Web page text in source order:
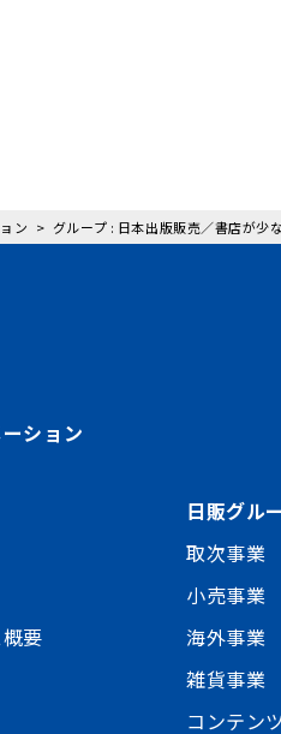
ン グループ : 日本出版販売／書店が少
ション
要
日販グル
取次事業
小売事業
海外事業
雑貨事業
コンテン